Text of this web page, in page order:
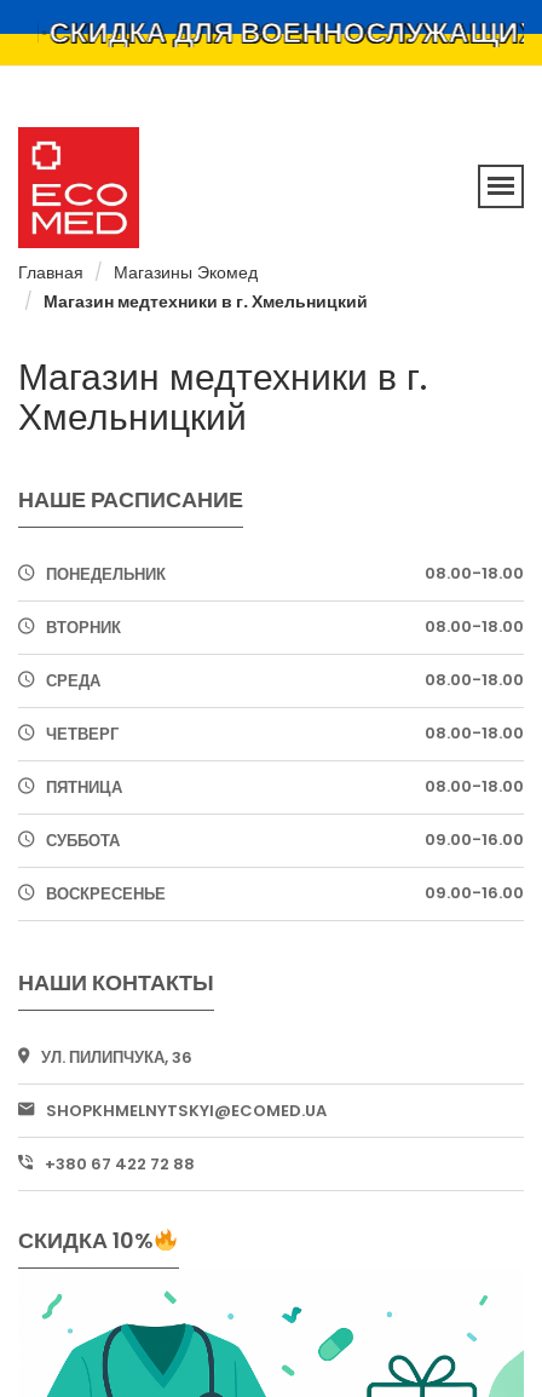
ДЛЯ ВОЕННОСЛУЖАЩИХ
Ecomed —
мережа
магазинів
Главная
Магазины Экомед
Магазин медтехники в г. Хмельницкий
Магазин медтехники в г.
Хмельницкий
НАШЕ РАСПИСАНИЕ
ПОНЕДЕЛЬНИК 08.00-18.00
ВТОРНИК 08.00-18.00
СРЕДА 08.00-18.00
ЧЕТВЕРГ 08.00-18.00
ПЯТНИЦА 08.00-18.00
СУББОТА 09.00-16.00
ВОСКРЕСЕНЬЕ 09.00-16.00
НАШИ КОНТАКТЫ
УЛ. ПИЛИПЧУКА, 36
SHOPKHMELNYTSKYI@ECOMED.UA
+380 67 422 72 88
СКИДКА 10%